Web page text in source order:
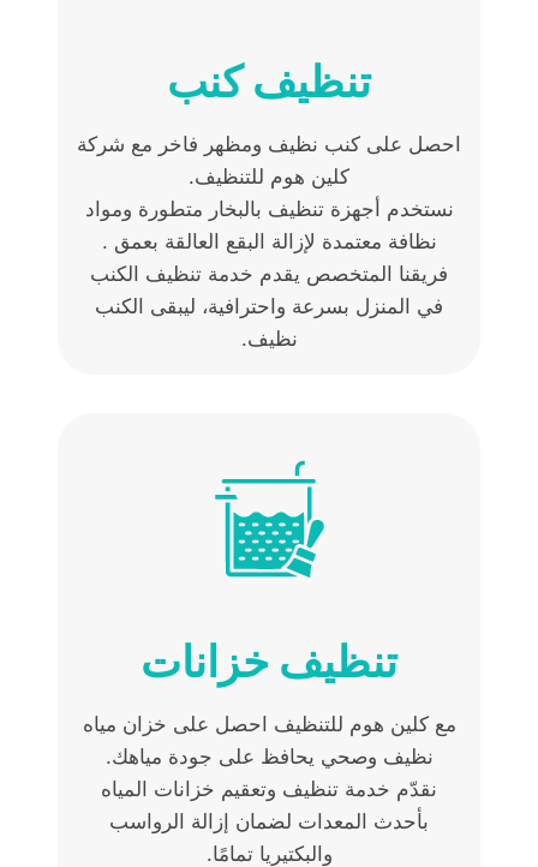
تنظيف كنب
احصل على كنب نظيف ومظهر فاخر مع شركة
كلين هوم للتنظيف.
نستخدم أجهزة تنظيف بالبخار متطورة ومواد
نظافة معتمدة لإزالة البقع العالقة بعمق .
فريقنا المتخصص يقدم خدمة تنظيف الكنب
في المنزل بسرعة واحترافية، ليبقى الكنب
نظيف.
تنظيف خزانات
مع كلين هوم للتنظيف احصل على خزان مياه
نظيف وصحي يحافظ على جودة مياهك.
نقدّم خدمة تنظيف وتعقيم خزانات المياه
بأحدث المعدات لضمان إزالة الرواسب
والبكتيريا تمامًا.